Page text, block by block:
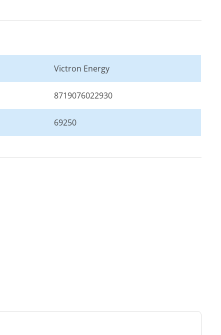
Victron Energy
8719076022930
69250